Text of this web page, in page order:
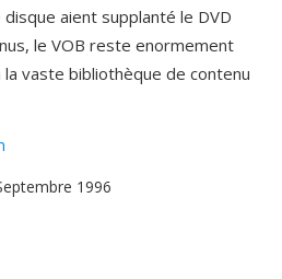
aient supplanté le DVD
le VOB reste enormement
vaste bibliothèque de contenu
1996